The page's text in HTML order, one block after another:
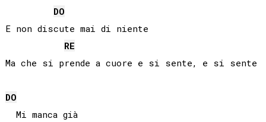
DO
E non discute mai di niente
RE
Ma che si prende a cuore e si sente, e si sente
DO
  Mi manca già